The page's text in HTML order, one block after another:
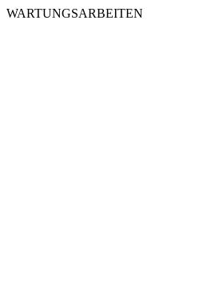
WARTUNGSARBEITEN